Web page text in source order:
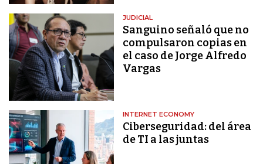
JUDICIAL
Sanguino señaló que no
compulsaron copias en
el caso de Jorge Alfredo
Vargas
INTERNET ECONOMY
Ciberseguridad: del área
de TI a las juntas